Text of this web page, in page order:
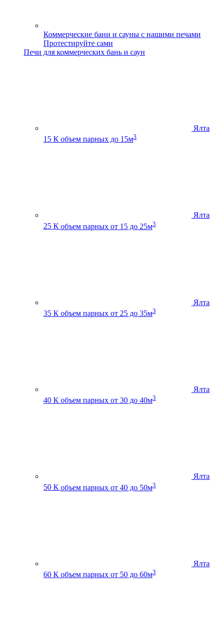
Коммерческие бани и сауны с нашими печами
Протестируйте сами
Печи для коммерческих бань и саун
Ялта
15 К объем парных до 15м3
Ялта
25 К объем парных от 15 до 25м3
Ялта
35 К объем парных от 25 до 35м3
Ялта
40 К объем парных от 30 до 40м3
Ялта
50 К объем парных от 40 до 50м3
Ялта
60 К объем парных от 50 до 60м3